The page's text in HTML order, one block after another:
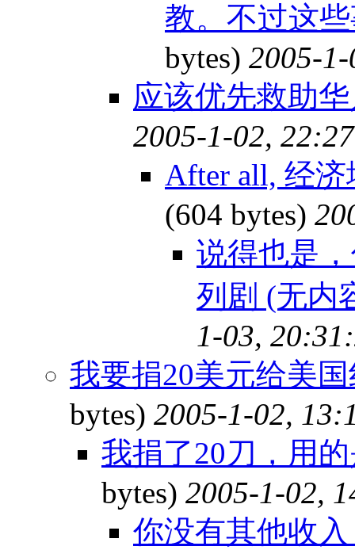
教。不过这
bytes) 2005-
应该优先救助
2005-1-02,
After all, 经
(604 bytes)
说得也是
列剧 (无内
1-03,
我要捐20美元给美
bytes) 2005-1-02,
我捐了20刀，用
bytes) 2005-1-02,
你没有其他收